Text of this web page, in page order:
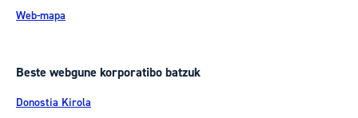
Web-mapa
Beste webgune korporatibo batzuk
Donostia Kirola